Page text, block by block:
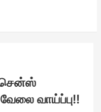
வேலை வாய்ப்பு!!